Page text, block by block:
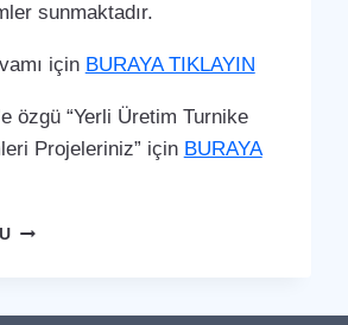
sunmaktadır.
için BURAYA TIKLAYIN
özgü “Yerli Üretim Turnike
Projeleriniz” için BURAYA
TORUL